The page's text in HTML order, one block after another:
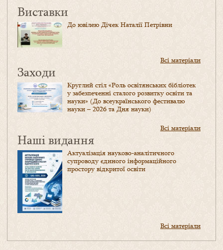
Виставки
До ювілею Дічек Наталії Петрівни
Всі матеріали
Заходи
Круглий стіл «Роль освітянських бібліотек
у забезпеченні сталого розвитку освіти та
науки» (До всеукраїнського фестивалю
науки – 2026 та Дня науки)
Всі матеріали
Наші видання
Актуалізація науково-аналітичного
супроводу єдиного інформаційного
простору відкритої освіти
Всі матеріали